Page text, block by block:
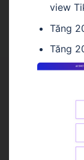
view
Tăng
Tăng